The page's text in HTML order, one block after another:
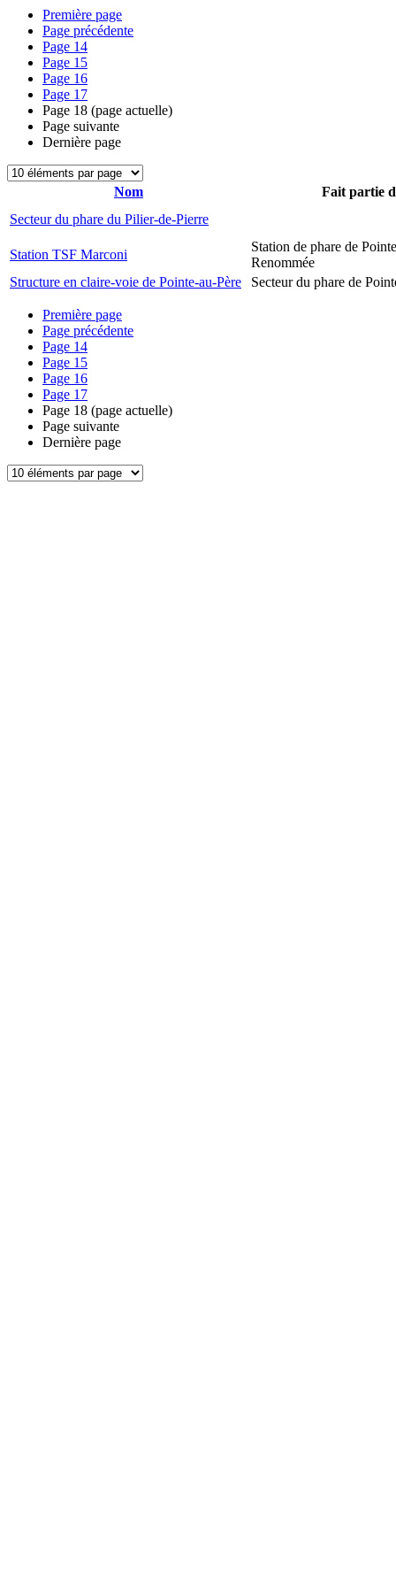
Première page
Page précédente
Page 14
Page 15
Page 16
Page 17
Page 18 (page actuelle)
Page suivante
Dernière page
Nom
Fait partie
Secteur du phare du Pilier-de-Pierre
Station TSF Marconi
Station de phare de
Renommée
Structure en claire-voie de Pointe-au-Père
Secteur du phare de
Première page
Page précédente
Page 14
Page 15
Page 16
Page 17
Page 18 (page actuelle)
Page suivante
Dernière page